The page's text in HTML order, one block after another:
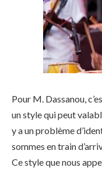
Pour M. Dassanou,
un style qui peut
y a un problème
sommes en train
Ce style que nous